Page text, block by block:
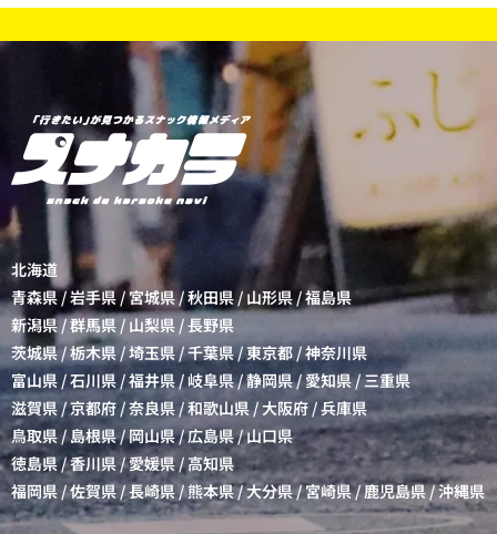
北海道
青森県/岩手県/宮城県/秋田県 / 山形県/福島県
新潟県/群馬県 / 山梨県 /長野県
茨城県 /栃木県/埼玉県/千葉県/東京都 /神奈川県
富山県 /石川県 /福井県/岐阜県/静岡県/愛知県/三重県
滋賀県/京都府/奈良県 /和歌山県/大阪府 /兵庫県
鳥取県 / 島根県/岡山県/広島県/山口県
徳島県/香川県/愛媛県 /高知県
福岡県 /佐賀県 /長崎県/熊本県/大分県/宮崎県/鹿児島県/沖縄県